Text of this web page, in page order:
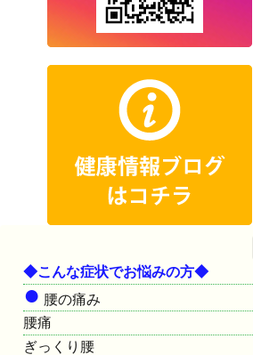
◆こんな症状でお悩みの方◆
● 腰の痛み
腰痛
ぎっくり腰